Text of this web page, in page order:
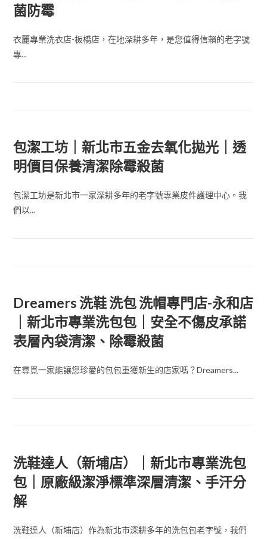
菌防霉
衣麗專業洗衣店-板橋店，在地深耕多年，是您值得信賴的老字號
專...
包潔工坊｜新北市五金去氧化拋光｜透
明價目保養清潔除霉殺菌
包潔工坊是新北市一家深耕多年的老字號專業皮件護理中心。我
們以...
Dreamers 洗鞋 洗包 洗帽專門店-永和店
｜新北市專業洗包包｜安全不傷皮承諾
表層內袋清潔、除霉殺菌
在尋覓一家能讓您珍愛的包包重獲新生的店家嗎？Dreamers...
洗鞋達人（新埔店）｜新北市專業洗包
包｜原廠級潔淨標準深層清潔、手汗分
解
洗鞋達人（新埔店）作為新北市深耕多年的洗包包老字號，我們